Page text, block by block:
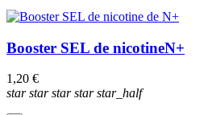
Booster SEL de nicotineN+
1,20 €
starstarstarstarstar_half